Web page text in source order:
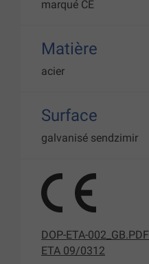
marqué CE
Matière
acier
Surface
galvanisé sendzimir
DOP-ETA-002_GB.PDF
ETA 09/0312